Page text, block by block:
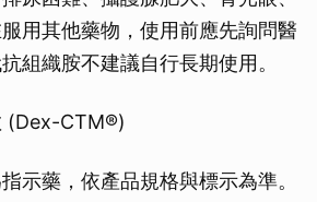
用其他藥物，使用前應先詢問醫
組織胺不建議自行長期使用。
(Dex-CTM®)
示藥，依產品規格與標示為準。